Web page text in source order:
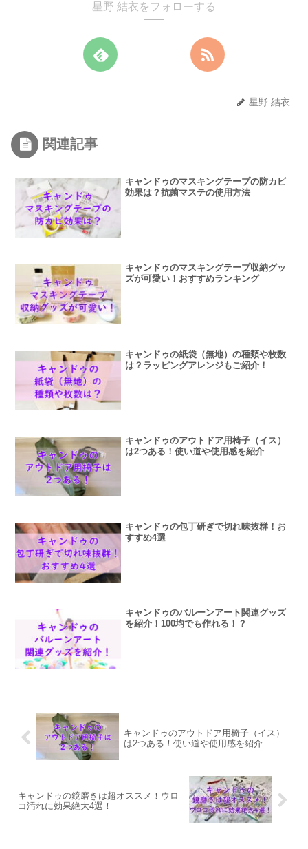
星野 結衣をフォローする
星野 結衣
関連記事
キャンドゥのマスキングテープの防カビ
効果は？抗菌マステの使用方法
キャンドゥのマスキングテープ収納グッ
ズが可愛い！おすすめランキング
キャンドゥの紙袋（無地）の種類や枚数
は？ラッピングアレンジもご紹介！
キャンドゥのアウトドア用椅子（イス）
は2つある！使い道や使用感を紹介
キャンドゥの包丁研ぎで切れ味抜群！お
すすめ4選
キャンドゥのバルーンアート関連グッズ
を紹介！100均でも作れる！？
キャンドゥのアウトドア用椅子（イス）
は2つある！使い道や使用感を紹介
キャンドゥの鏡磨きは超オススメ！ウロ
コ汚れに効果絶大4選！